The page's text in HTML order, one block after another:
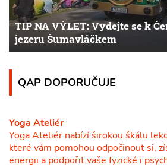
TIP NA VÝLET: Vydejte se k
jezeru Šumavláčkem
QAP DOPORUČUJE
Yoga Ateliér
Yoga Ateliér nabízí širokou škálu
které vám pomohou odpočinout si,
energii a podpořit vaše fyzické i